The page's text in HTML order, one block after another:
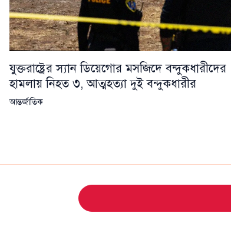
যুক্তরাষ্ট্রের স্যান ডিয়েগোর মসজিদে বন্দুকধারীদের
হামলায় নিহত ৩, আত্মহত্যা দুই বন্দুকধারীর
আন্তর্জাতিক